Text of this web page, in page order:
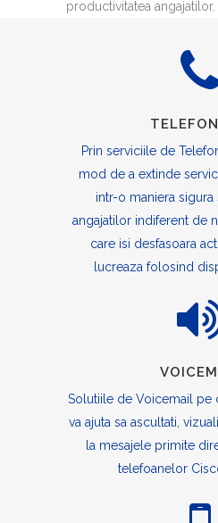
productivitatea angajatilor.
Prin serviciile de
mod de a extinde
intr-o maniera
angajatilor indiferent de
care isi desfasoara
lucreaza folosind
Solutiile de Voicemail pe
va ajuta sa ascultati,
la mesajele primite
telefoanelor